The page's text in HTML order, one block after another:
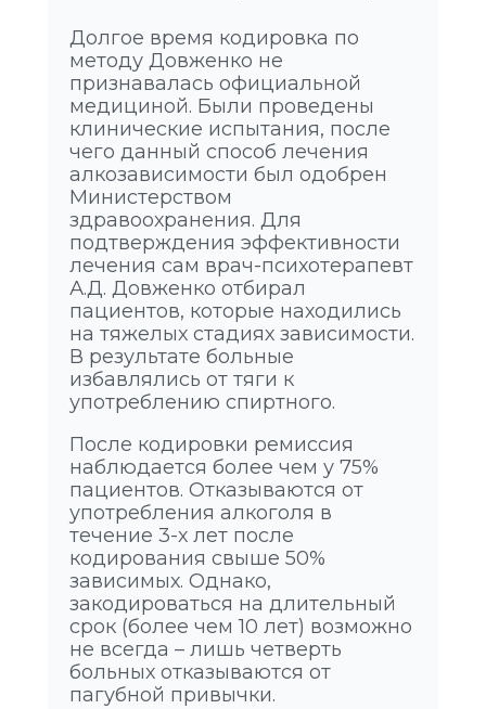
Долгое время кодировка по
методу Довженко не
признавалась официальной
медициной. Были проведены
клинические испытания, после
чего данный способ лечения
алкозависимости был одобрен
Министерством
здравоохранения. Для
подтверждения эффективности
лечения сам врач-психотерапевт
А.Д. Довженко отбирал
пациентов, которые находились
на тяжелых стадиях зависимости.
В результате больные
избавлялись от тяги к
употреблению спиртного.
После кодировки ремиссия
наблюдается более чем у 75%
пациентов. Отказываются от
употребления алкоголя в
течение 3-х лет после
кодирования свыше 50%
зависимых. Однако,
закодироваться на длительный
срок (более чем 10 лет) возможно
не всегда – лишь четверть
больных отказываются от
пагубной привычки.